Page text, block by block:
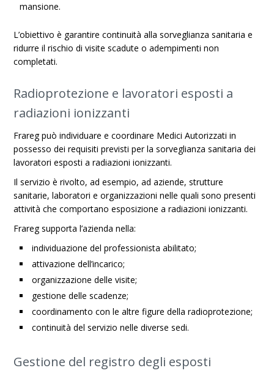
mansione.
L’obiettivo è garantire continuità alla sorveglianza sanitaria e
ridurre il rischio di visite scadute o adempimenti non
completati.
Radioprotezione e lavoratori esposti a
radiazioni ionizzanti
Frareg può individuare e coordinare Medici Autorizzati in
possesso dei requisiti previsti per la sorveglianza sanitaria dei
lavoratori esposti a radiazioni ionizzanti.
Il servizio è rivolto, ad esempio, ad aziende, strutture
sanitarie, laboratori e organizzazioni nelle quali sono presenti
attività che comportano esposizione a radiazioni ionizzanti.
Frareg supporta l’azienda nella:
individuazione del professionista abilitato;
attivazione dell’incarico;
organizzazione delle visite;
gestione delle scadenze;
coordinamento con le altre figure della radioprotezione;
continuità del servizio nelle diverse sedi.
Gestione del registro degli esposti